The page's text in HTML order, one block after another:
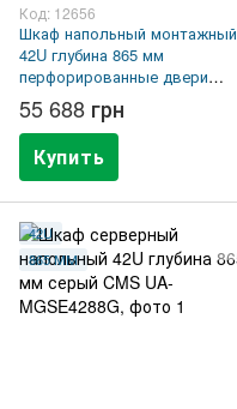
Код: 12656
Шкаф напольный монтажный
42U глубина 865 мм
перфорированные двери
(66%) черный UA-
MGSE4288PB
55 688 грн
Купить
42U
865 ММ